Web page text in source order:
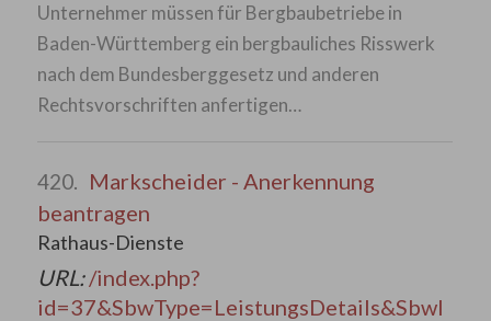
Unternehmer müssen für Bergbaubetriebe in
Baden-Württemberg ein bergbauliches Risswerk
nach dem Bundesberggesetz und anderen
Rechtsvorschriften anfertigen…
420. Markscheider - Anerkennung
beantragen
Rathaus-Dienste
URL:/index.php?
id=37&SbwType=LeistungsDetails&SbwI